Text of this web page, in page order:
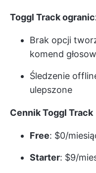
Toggl Track
Brak opcji
komend
Śledzenie
ulepszone
Cennik Toggl Track
Free: $0/
Starter: $9/